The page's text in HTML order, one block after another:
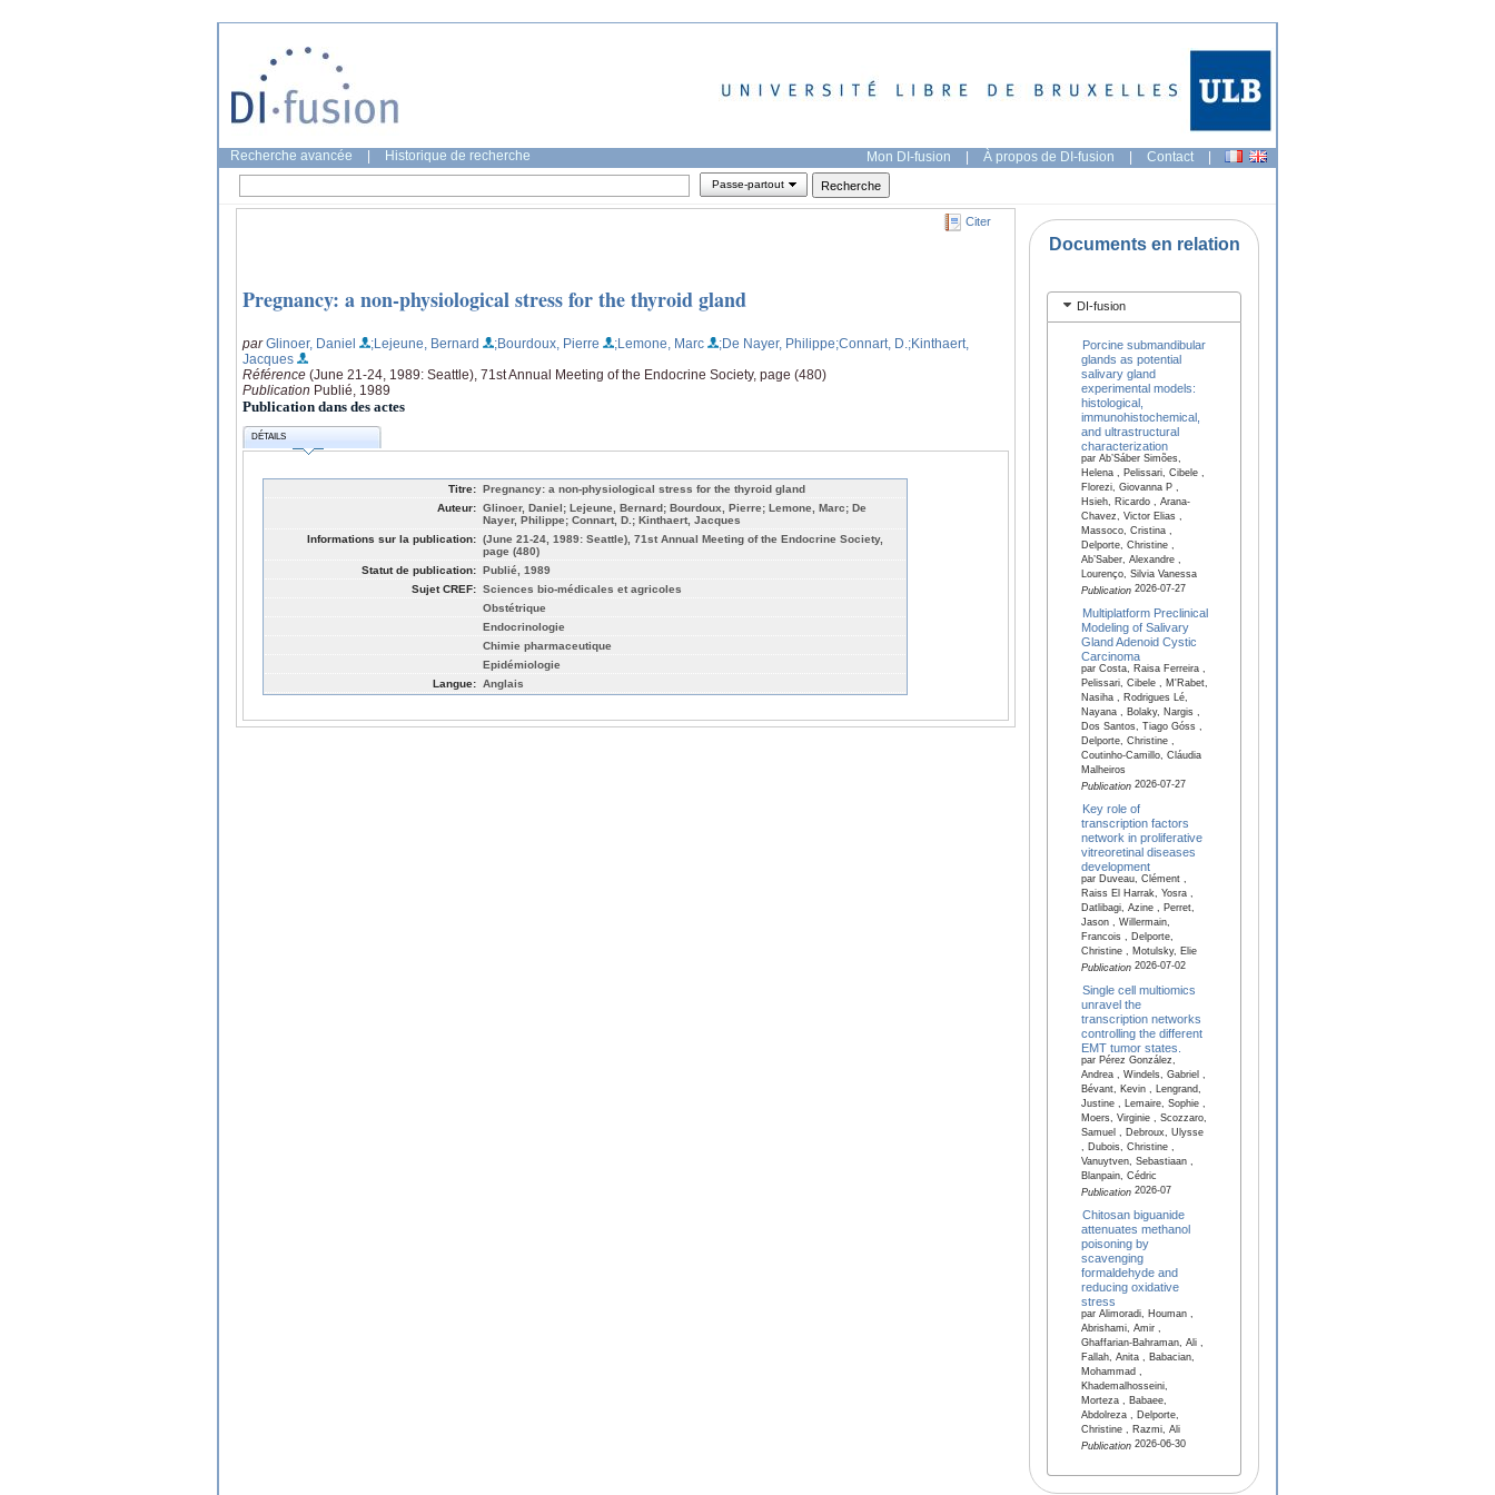
Recherche avancée Historique de recherche Mon DI-fusion | À propos de DI-fusion | Contact |
Passe-partout
Citer
Pregnancy: a non-physiological stress for the thyroid gland
parGlinoer, Daniel ;Lejeune, Bernard ;Bourdoux, Pierre ;Lemone, Marc ;De Nayer, Philippe;Connart, D. ;Kinthaert,
Jacques
Référence (June 21-24, 1989: Seattle), 71st Annual Meeting of the Endocrine Society, page (480)
Publication Publié, 1989
Publication dans des actes
DÉTAILS
Titre: Pregnancy: a non-physiological stress for the thyroid gland
Auteur: Glinoer, Daniel; Lejeune, Bernard; Bourdoux, Pierre; Lemone, Marc; De
Nayer, Philippe; Connart, D.; Kinthaert, Jacques
Informations sur la publication: (June 21-24, 1989: Seattle), 71st Annual Meeting of the Endocrine Society,
page (480)
Statut de publication: Publié, 1989
Sujet CREF: Sciences bio-médicales et agricoles
Obstétrique
Endocrinologie
Chimie pharmaceutique
Epidémiologie
Langue: Anglais
Documents en relation
DI-fusion
Porcine submandibular
glands as potential
salivary gland
experimental models:
histological,
immunohistochemical,
and ultrastructural
characterization
par Ab’Sáber Simões,
Helena , Pelissari, Cibele ,
Florezi, Giovanna P ,
Hsieh, Ricardo , Arana-
Chavez, Victor Elias ,
Massoco, Cristina ,
Delporte, Christine ,
Ab’Saber, Alexandre ,
Lourenço, Silvia Vanessa
Publication2026-07-27
Multiplatform Preclinical
Modeling of Salivary
Gland Adenoid Cystic
Carcinoma
par Costa, Raisa Ferreira ,
Pelissari, Cibele , M'Rabet,
Nasiha , Rodrigues Lé,
Nayana , Bolaky, Nargis ,
Dos Santos, Tiago Góss ,
Delporte, Christine ,
Coutinho-Camillo, Cláudia
Malheiros
Publication2026-07-27
Key role of
transcription factors
network in proliferative
vitreoretinal diseases
development
par Duveau, Clément ,
Raiss El Harrak, Yosra ,
Datlibagi, Azine , Perret,
Jason , Willermain,
Francois , Delporte,
Christine , Motulsky, Elie
Publication2026-07-02
Single cell multiomics
unravel the
transcription networks
controlling the different
EMT tumor states.
par Pérez González,
Andrea , Windels, Gabriel ,
Bévant, Kevin , Lengrand,
Justine , Lemaire, Sophie ,
Moers, Virginie , Scozzaro,
Samuel , Debroux, Ulysse
, Dubois, Christine ,
Vanuytven, Sebastiaan ,
Blanpain, Cédric
Publication2026-07
Chitosan biguanide
attenuates methanol
poisoning by
scavenging
formaldehyde and
reducing oxidative
stress
par Alimoradi, Houman ,
Abrishami, Amir ,
Ghaffarian-Bahraman, Ali ,
Fallah, Anita , Babacian,
Mohammad ,
Khademalhosseini,
Morteza , Babaee,
Abdolreza , Delporte,
Christine , Razmi, Ali
Publication2026-06-30